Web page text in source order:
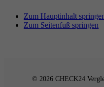
Zum Hauptinhalt
Zum Seitenfuß springen
© 2026 CHECK24